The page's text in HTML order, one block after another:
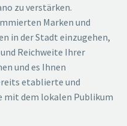
zu verstärken.
Marken und
in der Stadt einzugehen,
Reichweite Ihrer
und es Ihnen
etablierte und
mit dem lokalen Publikum